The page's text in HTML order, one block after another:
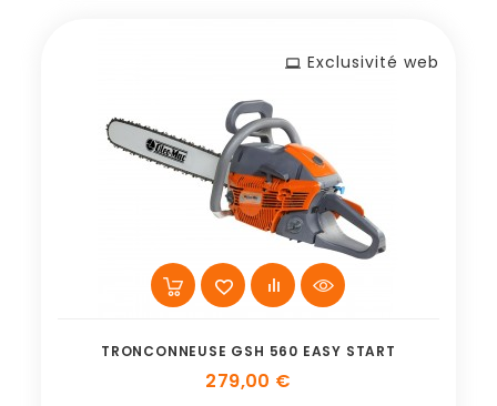
Exclusivité web
TRONCONNEUSE GSH 560 EASY START
279,00 €